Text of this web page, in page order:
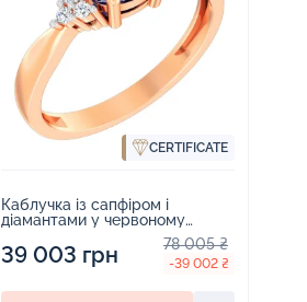
CERTIFICATE
Каблучка із сапфіром і
діамантами у червоному
39 003 грн 78 005 ₴
-39 002 ₴